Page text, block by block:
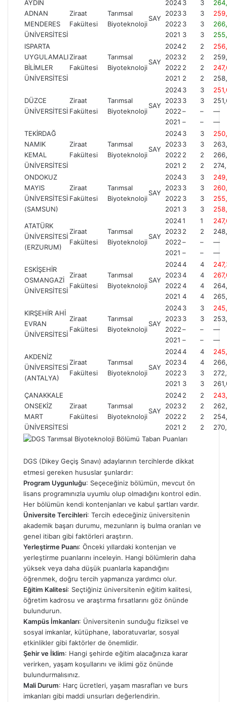
AYDIN
ADNAN
MENDERES
ÜNİVERSİTESİ
Ziraat
Fakültesi
Tarımsal
Biyoteknoloji
SAY
2024
2023
2022
2021
3
3
3
3
3
3
3
3
ISPARTA
UYGULAMALI
BİLİMLER
ÜNİVERSİTESİ
Ziraat
Fakültesi
Tarımsal
Biyoteknoloji
SAY
2024
2023
2022
2021
2
2
2
2
2
2
2
2
DÜZCE
ÜNİVERSİTESİ
Ziraat
Fakültesi
Tarımsal
Biyoteknoloji
SAY
2024
2023
2022
2021
3
3
–
–
3
3
–
–
—
—
TEKİRDAĞ
NAMIK
KEMAL
ÜNİVERSİTESİ
Ziraat
Fakültesi
Tarımsal
Biyoteknoloji
SAY
2024
2023
2022
2021
3
3
2
2
3
3
2
2
ONDOKUZ
MAYIS
ÜNİVERSİTESİ
(SAMSUN)
Ziraat
Fakültesi
Tarımsal
Biyoteknoloji
SAY
2024
2023
2022
2021
3
3
3
3
3
3
3
3
ATATÜRK
ÜNİVERSİTESİ
(ERZURUM)
Ziraat
Fakültesi
Tarımsal
Biyoteknoloji
SAY
2024
2023
2022
2021
1
2
–
–
1
2
–
–
—
—
ESKİŞEHİR
OSMANGAZİ
ÜNİVERSİTESİ
Ziraat
Fakültesi
Tarımsal
Biyoteknoloji
SAY
2024
2023
2022
2021
4
4
4
4
4
4
4
4
KIRŞEHİR AHİ
EVRAN
ÜNİVERSİTESİ
Ziraat
Fakültesi
Tarımsal
Biyoteknoloji
SAY
2024
2023
2022
2021
3
3
–
–
3
3
–
–
—
—
AKDENİZ
ÜNİVERSİTESİ
(ANTALYA)
Ziraat
Fakültesi
Tarımsal
Biyoteknoloji
SAY
2024
2023
2022
2021
4
4
3
3
4
4
3
3
ÇANAKKALE
ONSEKİZ
MART
ÜNİVERSİTESİ
Ziraat
Fakültesi
Tarımsal
Biyoteknoloji
SAY
2024
2023
2022
2021
2
2
2
2
2
2
2
2
DGS (Dikey Geçiş Sınavı) adaylarının tercihlerde dikkat
etmesi gereken hususlar şunlardır:
Program Uygunluğu: Seçeceğiniz bölümün, mevcut ön
lisans programınızla uyumlu olup olmadığını kontrol edin.
Her bölümün kendi kontenjanları ve kabul şartları vardır.
Üniversite Tercihleri: Tercih edeceğiniz üniversitenin
akademik başarı durumu, mezunların iş bulma oranları ve
genel itibarı gibi faktörleri araştırın.
Yerleştirme Puanı: Önceki yıllardaki kontenjan ve
yerleştirme puanlarını inceleyin. Hangi bölümlerin daha
yüksek veya daha düşük puanlarla kapandığını
öğrenmek, doğru tercih yapmanıza yardımcı olur.
Eğitim Kalitesi: Seçtiğiniz üniversitenin eğitim kalitesi,
öğretim kadrosu ve araştırma fırsatlarını göz önünde
bulundurun.
Kampüs İmkanları: Üniversitenin sunduğu fiziksel ve
sosyal imkanlar, kütüphane, laboratuvarlar, sosyal
etkinlikler gibi faktörler de önemlidir.
Şehir ve İklim: Hangi şehirde eğitim alacağınıza karar
verirken, yaşam koşullarını ve iklimi göz önünde
bulundurmalısınız.
Mali Durum: Harç ücretleri, yaşam masrafları ve burs
imkanları gibi maddi unsurları değerlendirin.